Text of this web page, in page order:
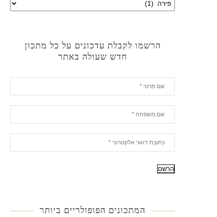
הרשמו לקבלת עדכונים על כל מתכון
חדש שעולה באתר
המתכונים הפופולריים ביותר